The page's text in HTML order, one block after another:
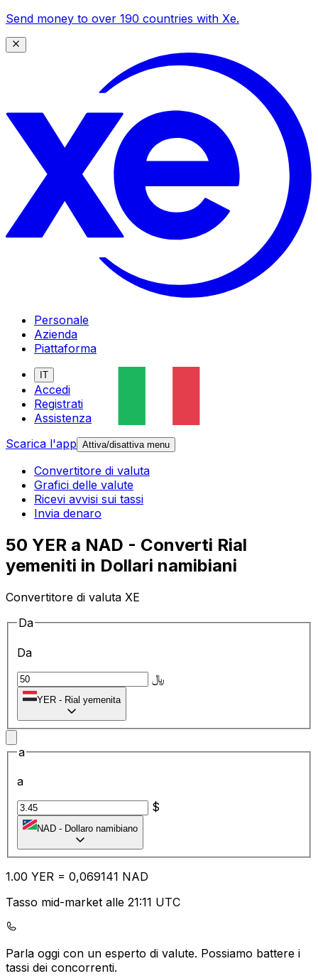
Send money to over 190 countries with Xe.
Personale
Azienda
Piattaforma
IT
Accedi
Registrati
Assistenza
Scarica l'app Attiva/disattiva menu
Convertitore di valuta
Grafici delle valute
Ricevi avvisi sui tassi
Invia denaro
50 YER a NAD - Converti Rial
yemeniti in Dollari namibiani
Convertitore di valuta XE
Da
Da
﷼
YER - Rial yemenita
a
a
$
NAD - Dollaro namibiano
1.00 YER = 0,069141 NAD
Tasso mid-market alle 21:11 UTC
Parla oggi con un esperto di valute. Possiamo battere i
tassi dei concorrenti.